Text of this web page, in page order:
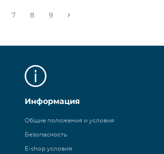
7 8 9
Информация
Общие положения и условия
Безопасность
E-shop условия